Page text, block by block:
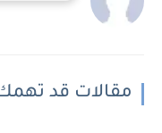
مقالات قد